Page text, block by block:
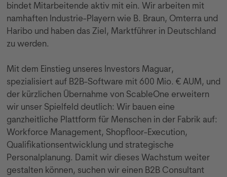
bindet Mitarbeitende aktiv mit ein. Wir arbeiten mit
namhaften Industrie-Playern wie B. Braun, Omterra und
Haribo und haben das Ziel, Marktführer in Deutschland
zu werden.
Mit dem Einstieg unseres Investors Maguar,
spezialisiert auf B2B-Software mit 600 Mio. € AUM, und
der kürzlichen Übernahme von ScableOne erweitern
wir unser Spielfeld deutlich: Wir bauen eine
ganzheitliche Plattform für Menschen in der Fabrik auf:
Workforce Management, Shopfloor-Execution,
Qualifikationsentwicklung und strategische
Personalplanung. Damit wir dieses Wachstum weiter
gestalten können, suchen wir einen B2B Consultant